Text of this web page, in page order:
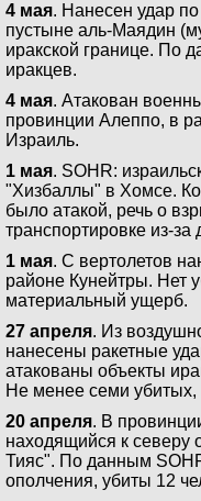
4 мая. Нанесен удар
пустыне аль-Маядин
иракской границе. По
иракцев.
4 мая. Атакован
провинции Алеппо, в
Израиль.
1 мая. SOHR:
"Хизбаллы" в Хомсе.
было атакой, речь о
транспортировке из-
1 мая. С вертолетов
районе Кунейтры. Нет
материальный ущерб.
27 апреля. Из
нанесены ракетные
атакованы объекты
Не менее семи
20 апреля. В
находящийся к северу
Тияс". По данным
ополчения, убиты 12